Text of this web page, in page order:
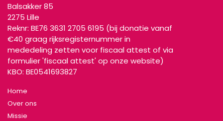
Balsakker 85
2275 Lille
Reknr: BE76 3631 2705 6195 (bij donatie vanaf
€40 graag rijksregisternummer in
mededeling zetten voor fiscaal attest of via
formulier 'fiscaal attest' op onze website)
KBO: BE0541693827
Home
Over ons
Missie